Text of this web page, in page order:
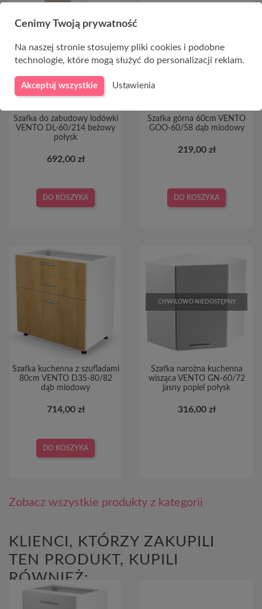
Szafka do zabudowy lodówki
VENTO DL-60/214 beżowy
połysk
692,00 zł
DO KOSZYKA
Szafka górna 60cm VENTO
GOO-60/58 dąb miodowy
219,00 zł
DO KOSZYKA
Szafka kuchenna z szufladami
80cm VENTO D3S-80/82
dąb miodowy
714,00 zł
DO KOSZYKA
CHWILOWO NIEDOSTĘPNY
Szafka narożna kuchenna
wisząca VENTO GN-60/72
jasny popiel połysk
316,00 zł
Zobacz wszystkie produkty z kategorii
KLIENCI, KTÓRZY ZAKUPILI
TEN PRODUKT, KUPILI
RÓWNIEŻ:
Cenimy Twoją prywatność
Na naszej stronie stosujemy pliki cookies i podobne
technologie, które mogą służyć do personalizacji reklam.
Akceptuj wszystkie Ustawienia